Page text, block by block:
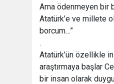
Ama ödenmeyen bir
Atatürk’e ve millete
borcum…”
.
Atatürk’ün özellikle
araştırmaya başlar
bir insan olarak